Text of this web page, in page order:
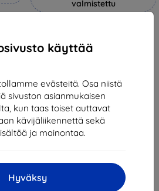
käyttää
evästeitä. Osa niistä
sivuston asianmukaisen
kun taas toiset auttavat
kävijäliikennettä sekä
ja mainontaa.
Hyväksy
valmistettu
Varastossa > 5 kpl
-10%